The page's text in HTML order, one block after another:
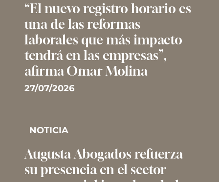
“El nuevo registro horario es
una de las reformas
laborales que más impacto
tendrá en las empresas”,
afirma Omar Molina
27/07/2026
NOTICIA
Augusta Abogados refuerza
su presencia en el sector